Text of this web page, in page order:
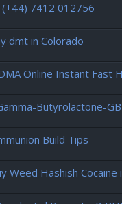
(+44) 7412 012756
dmt in Colorado
Online Instant Fast
Butyrolactone-
Build Tips
Hashish Cocaine